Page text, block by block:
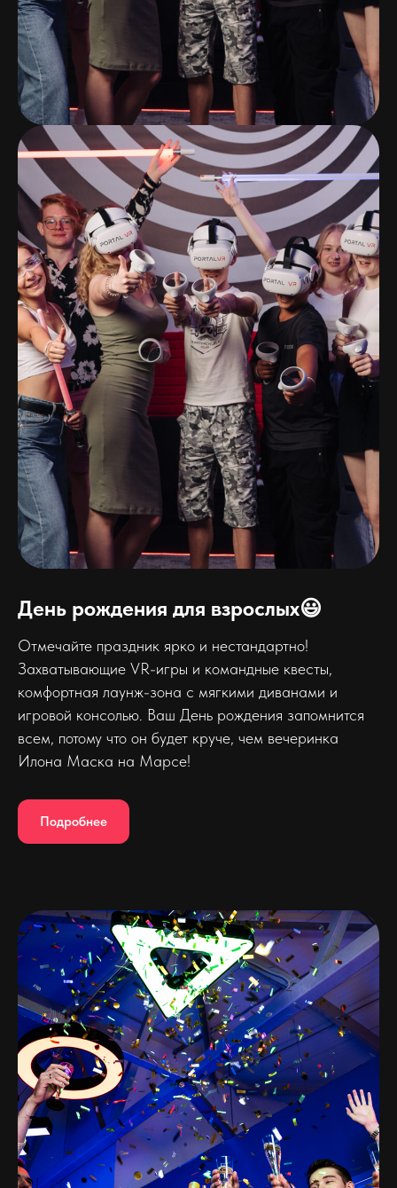
День рождения для взрослых😃
Отмечайте праздник ярко и нестандартно!
Захватывающие VR-игры и командные квесты,
комфортная лаунж-зона с мягкими диванами и
игровой консолью. Ваш День рождения запомнится
всем, потому что он будет круче, чем вечеринка
Илона Маска на Марсе!
Подробнее